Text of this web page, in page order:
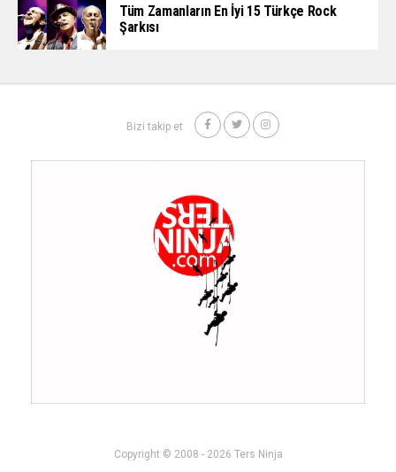
Tüm Zamanların En İyi 15 Türkçe Rock
Şarkısı
Copyright © 2008 - 2026 Ters Ninja
Bizi takip et